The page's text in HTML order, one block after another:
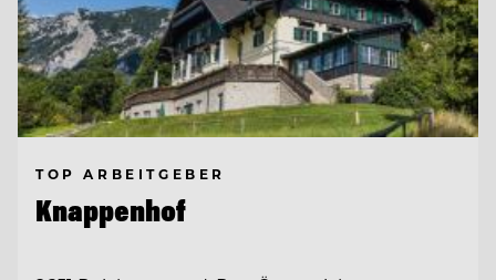
TOP ARBEITGEBER
Knappenhof